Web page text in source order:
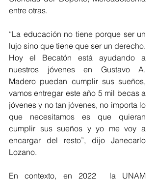
entre otras.
“La educación no tiene porque ser un
lujo sino que tiene que ser un derecho.
Hoy el Becatón está ayudando a
nuestros jóvenes en Gustavo A.
Madero puedan cumplir sus sueños,
vamos entregar este año 5 mil becas a
jóvenes y no tan jóvenes, no importa lo
que necesitamos es que quieran
cumplir sus sueños y yo me voy a
encargar del resto”, dijo Janecarlo
Lozano.
En contexto, en 2022  la UNAM